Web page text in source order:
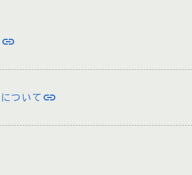
link
ついて link